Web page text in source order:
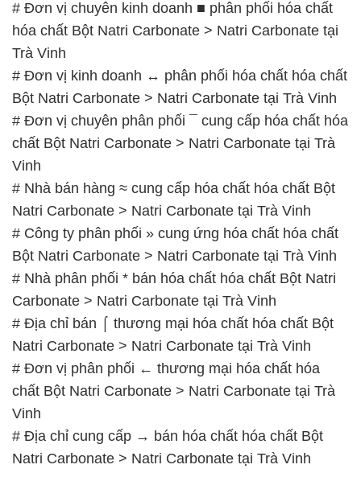
PHÒNG KINH DOANH – CÔNG TY HÓA CHẤT
ĐẮC TRƯỜNG PHÁT
🌐 Website: https://congtyhoachat.net/
📞 Hotline:
– 0933.920.505 – 028.3504.5555
– 028.3756.1835 – 028.3756.1840 –
028.3756.1841- 028.3756.1842
– 0932.660.696 – 0901.326.566 – 0906.387.866 –
0902.765.866
📧 Email: hoachat@dactruongphat.vn
GIỜ LÀM VIỆC TẠI CÔNG TY HÓA CHẤT ĐẮC
TRƯỜNG PHÁT
Thời gian làm việctại Hóa Chất Đắc Trường Phát
được tổ chức như sau:
Thứ 2 đến thứ 6: Buổi sáng: từ 8h đến 11h – Buổi
chiều: từ 12h30 đến 17h
Thứ 7: Buổi sáng: từ 8h đến 11h – Buổi chiều: từ